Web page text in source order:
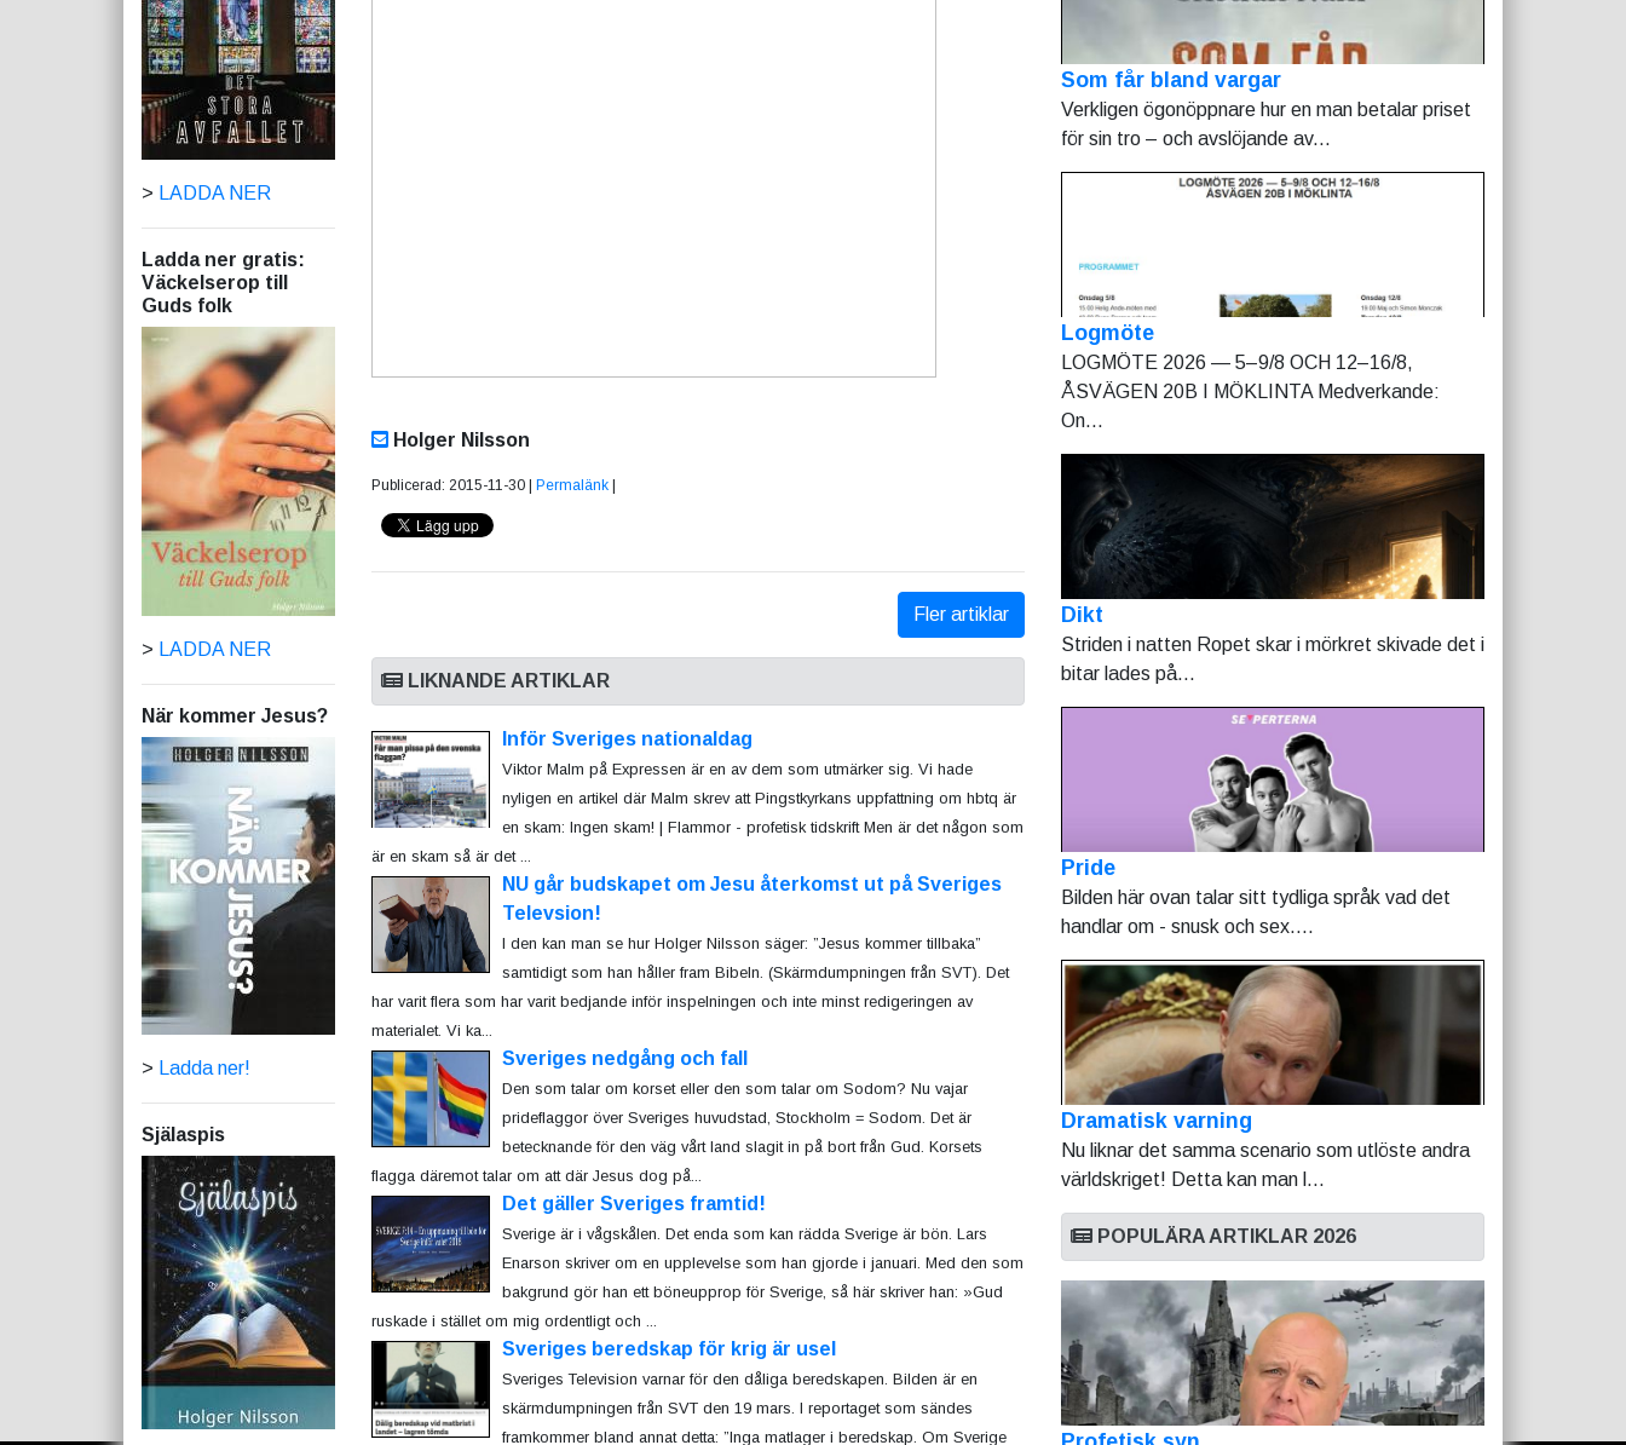
> LADDA NER
Ladda ner gratis:
Väckelserop till
Guds folk
> LADDA NER
När kommer Jesus?
> Ladda ner!
Själaspis
Holger Nilsson
Publicerad: 2015-11-30 | Permalänk
Fler artiklar
LIKNANDE ARTIKLAR
Inför Sveriges nationaldag
Viktor Malm på Expressen är en av dem som utmärker sig. Vi hade
nyligen en artikel där Malm skrev att Pingstkyrkans uppfattning om hbtq är
en skam: Ingen skam! | Flammor - profetisk tidskrift Men är det någon som
är en skam så är det ...
NU går budskapet om Jesu återkomst ut på Sveriges
Televsion!
I den kan man se hur Holger Nilsson säger: ”Jesus kommer tillbaka”
samtidigt som han håller fram Bibeln. (Skärmdumpningen från SVT). Det
har varit flera som har varit bedjande inför inspelningen och inte minst redigeringen av
materialet. Vi ka...
Sveriges nedgång och fall
Den som talar om korset eller den som talar om Sodom? Nu vajar
prideflaggor över Sveriges huvudstad, Stockholm = Sodom. Det är
betecknande för den väg vårt land slagit in på bort från Gud. Korsets
flagga däremot talar om att där Jesus dog på...
Det gäller Sveriges framtid!
Sverige är i vågskålen. Det enda som kan rädda Sverige är bön. Lars
Enarson skriver om en upplevelse som han gjorde i januari. Med den som
bakgrund gör han ett böneupprop för Sverige, så här skriver han: »Gud
ruskade i stället om mig ordentligt och ...
Sveriges beredskap för krig är usel
Sveriges Television varnar för den dåliga beredskapen. Bilden är en
skärmdumpningen från SVT den 19 mars. I reportaget som sändes
framkommer bland annat detta: ”Inga matlager i beredskap. Om Sverige
Som får bland vargar
Verkligen ögonöppnare hur en man betalar priset
för sin tro – och avslöjande av...
Logmöte
LOGMÖTE 2026 — 5–9/8 OCH 12–16/8,
ÅSVÄGEN 20B I MÖKLINTA Medverkande:
On...
Dikt
Striden i natten Ropet skar i mörkret skivade det i
bitar lades på...
Pride
Bilden här ovan talar sitt tydliga språk vad det
handlar om - snusk och sex....
Dramatisk varning
Nu liknar det samma scenario som utlöste andra
världskriget! Detta kan man l...
POPULÄRA ARTIKLAR 2026